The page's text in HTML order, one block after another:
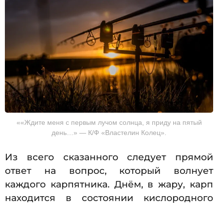
««Ждите меня с первым лучом солнца, я приду на пятый
день…» — К/Ф «Властелин Колец».
Из всего сказанного следует прямой
ответ на вопрос, который волнует
каждого карпятника. Днём, в жару, карп
находится в состоянии кислородного